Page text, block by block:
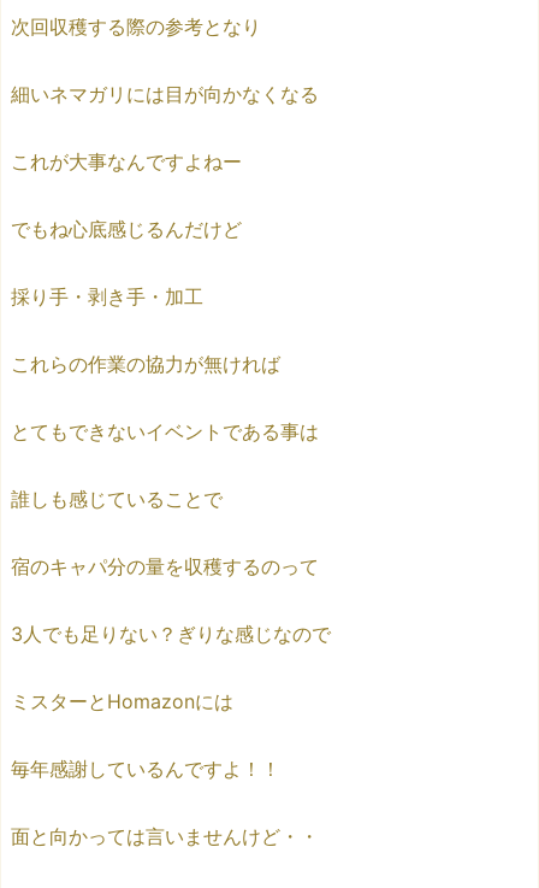
次回収穫する際の参考となり
細いネマガリには目が向かなくなる
これが大事なんですよねー
でもね心底感じるんだけど
採り手・剥き手・加工
これらの作業の協力が無ければ
とてもできないイベントである事は
誰しも感じていることで
宿のキャパ分の量を収穫するのって
3人でも足りない？ぎりな感じなので
ミスターとHomazonには
毎年感謝しているんですよ！！
面と向かっては言いませんけど・・